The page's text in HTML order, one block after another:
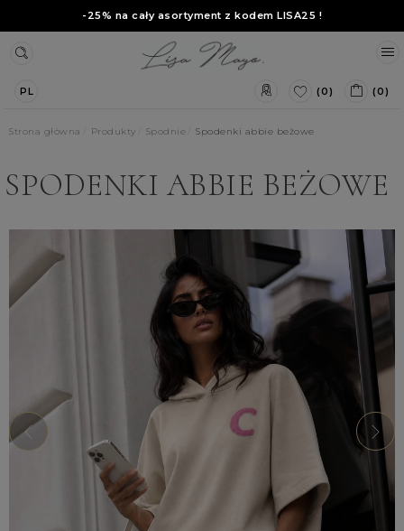
-25% na cały asortyment z kodem LISA25 !
PL (0) (0)
Strona główna Produkty Spodnie Spodenki abbie beżowe
SPODENKI ABBIE BEŻOWE